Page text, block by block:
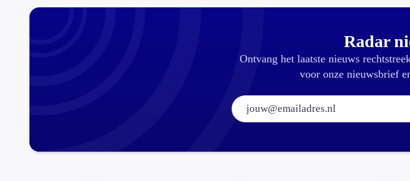
Radar
Ontvang het laatste nieuws
voor onze nieuwsbrief